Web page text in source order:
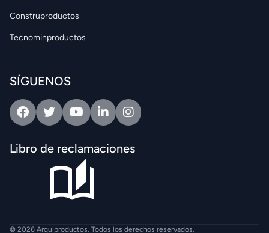
Construproductos
Tecnominproductos
SÍGUENOS
FacebookTwitterYoutubeLinkedinIntagram
Libro de reclamaciones
© 2026 Arquiproductos. Todos los derechos reservados.